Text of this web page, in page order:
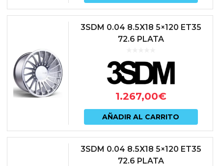
3SDM 0.04 8.5X18 5×120 ET35
72.6 PLATA
1.267,00€
AÑADIR AL CARRITO
3SDM 0.04 8.5X18 5×120 ET35
72.6 PLATA